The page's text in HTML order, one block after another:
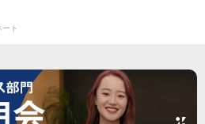
ト